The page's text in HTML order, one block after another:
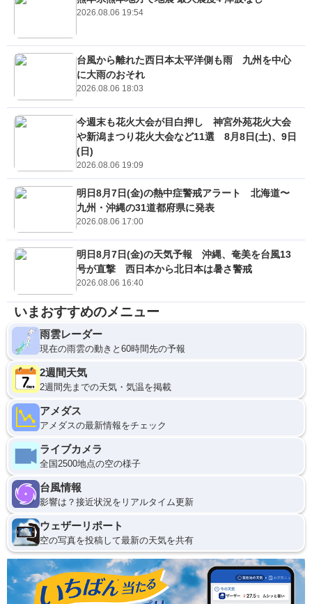
2026.08.06 19:54
台風から離れた西日本太平洋側も雨 九州を中心
に大雨のおそれ
2026.08.06 18:03
今週末も花火大会が目白押し 神宮外苑花火大会
や新潟まつり花火大会など11選 8月8日(土)、9日
(日)
2026.08.06 19:09
明日8月7日(金)の熱中症警戒アラート 北海道〜
九州・沖縄の31道都府県に発表
2026.08.06 17:00
明日8月7日(金)の天気予報 沖縄、奄美を台風13
号が直撃 西日本から北日本は暑さ警戒
2026.08.06 16:40
いまおすすめのメニュー
雨雲レーダー
現在の雨雲の動きと60時間先の予報
2週間天気
2週間先までの天気・気温を掲載
アメダス
アメダスの最新情報をチェック
ライブカメラ
全国2500地点の空の様子
台風情報
影響は？接近状況をリアルタイム更新
ウェザーリポート
空の写真を投稿して最新の天気を共有